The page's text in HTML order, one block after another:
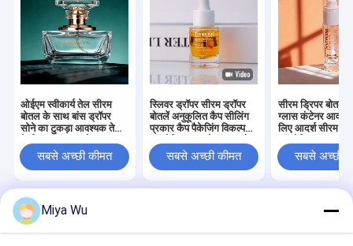
ओईएम स्वीकार्य तेल सीरम
बोतल के साथ बांस ड्रॉपर
सोने का टुकड़ा आवश्यक तेल
पैकेजिंग कॉस्मेटिक त्वचा
देखभाल
सबसे अच्छी कीमत
स्लिवर ड्रॉपर सीरम ड्रॉपर
बोतलें अनुकूलित कैप सीलिंग
प्रकार कैप पैकेजिंग विकल्प
आवश्यक तेलों के लिए
सबसे अच्छी कीमत
सीरम ड्रिपर बोतलें
ग्लास कंटेनर
लिए आदर्श सीरम
पैकेजिंग समाधान
सबसे अच्छी
होम
साइटमैप
गोपनीयता नीति
Miya Wu